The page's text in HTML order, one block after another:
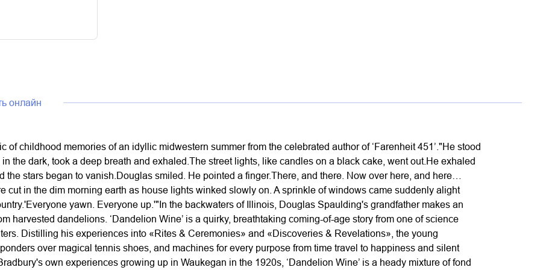
онлайн
of childhood memories of an idyllic midwestern summer from the celebrated author of ‘Farenheit 451’."He stood
the dark, took a deep breath and exhaled.The street lights, like candles on a black cake, went out.He exhaled
the stars began to vanish.Douglas smiled. He pointed a finger.There, and there. Now over here, and here…
cut in the dim morning earth as house lights winked slowly on. A sprinkle of windows came suddenly alight
yawn. Everyone up.'"In the backwaters of Illinois, Douglas Spaulding's grandfather makes an
harvested dandelions. ‘Dandelion Wine’ is a quirky, breathtaking coming-of-age story from one of science
Distilling his experiences into «Rites & Ceremonies» and «Discoveries & Revelations», the young
over magical tennis shoes, and machines for every purpose from time travel to happiness and silent
own experiences growing up in Waukegan in the 1920s, ‘Dandelion Wine’ is a heady mixture of fond